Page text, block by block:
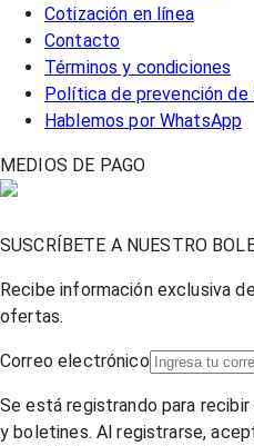
Cotización en línea
Contacto
Términos y condiciones
Política de prevención
Hablemos por WhatsApp
MEDIOS DE PAGO
SUSCRÍBETE A NUESTRO
Recibe información exclusiva
ofertas.
Correo electrónico
Se está registrando para
y boletines. Al registrarse,